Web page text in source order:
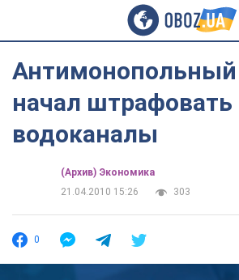
Антимонопольный
начал штрафовать
водоканалы
(Архив) Экономика
21.04.2010 15:26
303
0